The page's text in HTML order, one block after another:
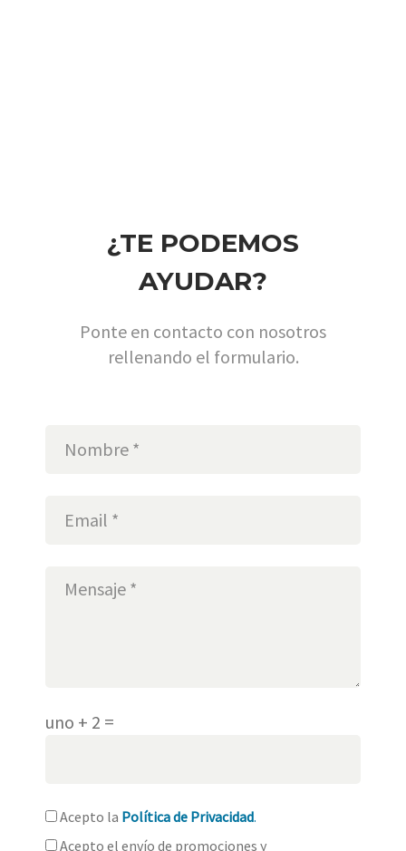
¿TE PODEMOS
AYUDAR?
Ponte en contacto con nosotros
rellenando el formulario.
uno + 2 =
Acepto la Política de Privacidad.
Acepto el envío de promociones y